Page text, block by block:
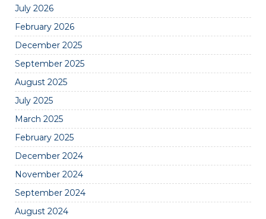
July 2026
February 2026
December 2025
September 2025
August 2025
July 2025
March 2025
February 2025
December 2024
November 2024
September 2024
August 2024